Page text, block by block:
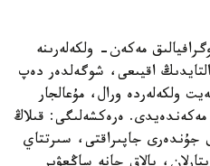
مەكەن- ولكەلەرىنە
التايدىڭ اقيىعى، شوگەلدەر دەپ
ولكەلەردە ورال، مۇعالجار
ەرەكشەلىگى: قىلاڭ
جۇندەرى جاپىراقتى، سىرتتاي